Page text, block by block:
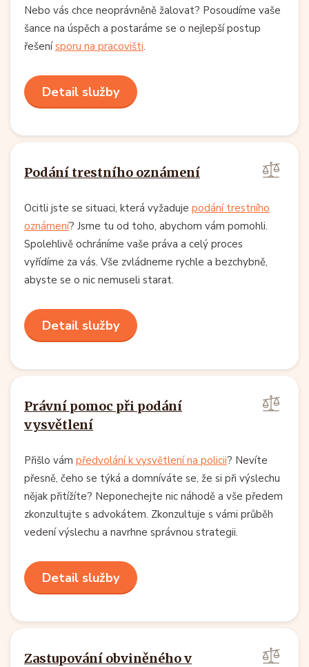
Nebo vás chce neoprávněně žalovat? Posoudíme vaše
šance na úspěch a postaráme se o nejlepší postup
řešenísporu na pracovišti.
Detail služby
Podání trestního oznámení
Ocitli jste se situaci, která vyžaduje podání trestního
oznámení? Jsme tu od toho, abychom vám pomohli.
Spolehlivě ochráníme vaše práva a celý proces
vyřídíme za vás. Vše zvládneme rychle a bezchybně,
abyste se o nic nemuseli starat.
Detail služby
Právní pomoc při podání
vysvětlení
Přišlo vám předvolání k vysvětlení na policii? Nevíte
přesně, čeho se týká a domníváte se, že si při výslechu
nějak přitížíte? Neponechejte nic náhodě a vše předem
zkonzultujte s advokátem. Zkonzultuje s vámi průběh
vedení výslechu a navrhne správnou strategii.
Detail služby
Zastupování obviněného v